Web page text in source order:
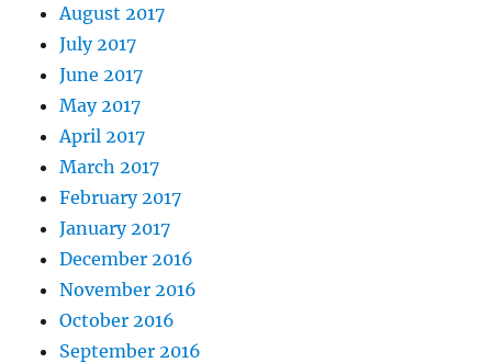
August 2017
July 2017
June 2017
May 2017
April 2017
March 2017
February 2017
January 2017
December 2016
November 2016
October 2016
September 2016